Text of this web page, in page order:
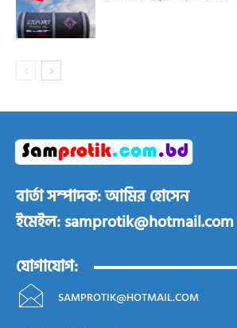
বার্তা সম্পাদক: আমির হোসেন
ইমেইল: samprotik@hotmail.com
যোগাযোগ:
SAMPROTIK@HOTMAIL.COM